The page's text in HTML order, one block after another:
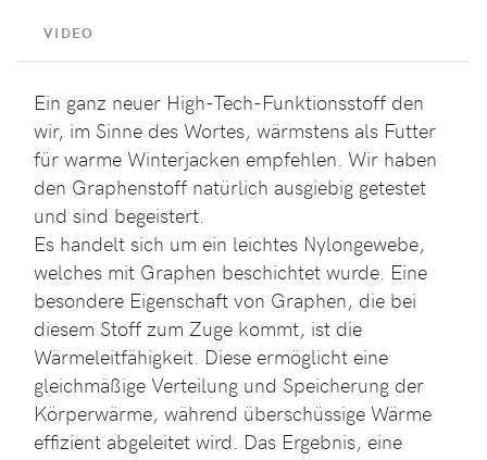
VIDEO
Ein ganz neuer High-Tech-Funktionsstoff den
wir, im Sinne des Wortes, wärmstens als Futter
für warme Winterjacken empfehlen. Wir haben
den Graphenstoff natürlich ausgiebig getestet
und sind begeistert.
Es handelt sich um ein leichtes Nylongewebe,
welches mit Graphen beschichtet wurde. Eine
besondere Eigenschaft von Graphen, die bei
diesem Stoff zum Zuge kommt, ist die
Wärmeleitfähigkeit. Diese ermöglicht eine
gleichmäßige Verteilung und Speicherung der
Körperwärme, während überschüssige Wärme
effizient abgeleitet wird. Das Ergebnis, eine